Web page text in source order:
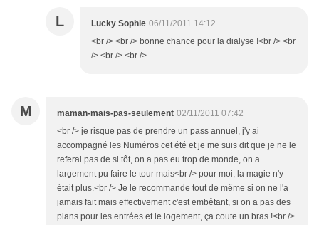
L Lucky Sophie 06/11/2011 14:12
<br /> <br /> bonne chance pour la dialyse !<br /> <br
/> <br /> <br />
M maman-mais-pas-seulement 02/11/2011 07:42
<br /> je risque pas de prendre un pass annuel, j'y ai
accompagné les Numéros cet été et je me suis dit que je ne le
referai pas de si tôt, on a pas eu trop de monde, on a
largement pu faire le tour mais<br /> pour moi, la magie n'y
était plus.<br /> Je le recommande tout de même si on ne l'a
jamais fait mais effectivement c'est embêtant, si on a pas des
plans pour les entrées et le logement, ça coute un bras !<br />